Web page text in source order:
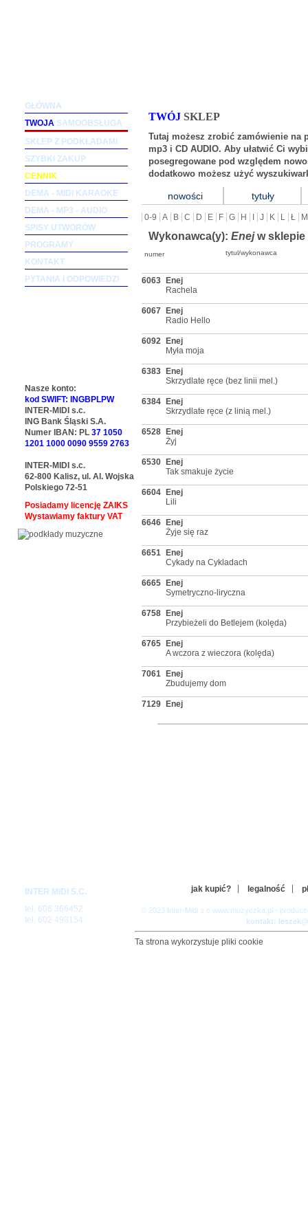
TWÓJ SKLEP
Tutaj możesz zrobić zamówienie na
mp3 i CD AUDIO. Aby ułatwić Ci
posegregowane pod względem
dodatkowo możesz użyć
nowości tytuły
0-9 A B C D E F G H J K L Ł M
Wykonawca(y): Enejw sklepie
numer tytul/wykonawca
6063
Enej
Rachela
6067
Enej
Radio Hello
6092
Enej
Myła moja
6383
Enej
Skrzydlate ręce (bez linii mel.)
6384
Enej
Skrzydlate ręce (z linią mel.)
6528
Enej
Żyj
6530
Enej
Tak smakuje życie
6604
Enej
Lili
6646
Enej
Żyje się raz
6651
Enej
Cykady na Cykladach
6665
Enej
Symetryczno-liryczna
6758
Enej
Przybieżeli do Betlejem (kolęda)
6765
Enej
A wczora z wieczora (kolęda)
7061
Enej
Zbudujemy dom
7129
Enej
Grozi nam cud
7041
Enej & Daria Jaworska
GŁÓWNA
TWOJA SAMOOBSŁUGA
SKLEP Z PODKŁADAMI
SZYBKI ZAKUP
CENNIK
DEMA - MIDI KARAOKE
DEMA - MP3 - AUDIO
SPISY UTWORÓW
PROGRAMY
KONTAKT
PYTANIA I ODPOWIEDZI
Nasze konto:
kod SWIFT: INGBPLPW
INTER-MIDI s.c.
ING Bank Śląski S.A.
Numer IBAN: PL 37 1050
1201 1000 0090 9559 2763
INTER-MIDI s.c.
62-800 Kalisz, ul. Al. Wojska
Polskiego 72-51
Posiadamy licencję ZAIKS
Wystawiamy faktury VAT
INTER MIDI S.C.
tel: 606 366452
tel: 602 498154
jak kupić? legalność
© 2023 Inter-Midi s.c www.muzyczka.pl -
kontakt:
Ta strona wykorzystuje pliki cookie